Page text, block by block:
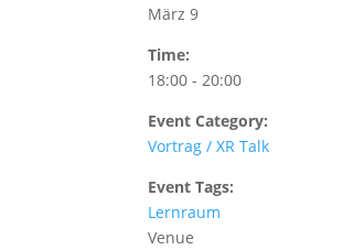
März 9
Time:
18:00 - 20:00
Event Category:
Vortrag / XR Talk
Event Tags:
Lernraum
Venue